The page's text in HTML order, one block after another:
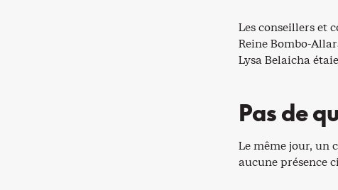
Les conseillers et
Reine Bombo-
Lysa Belaicha
Pas de
Le même jour, un
aucune présence